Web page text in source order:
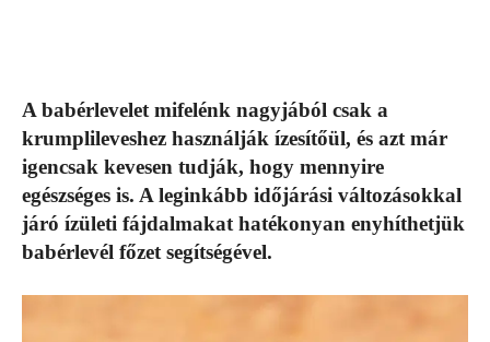
A babérlevelet mifelénk nagyjából csak a
krumplileveshez használják ízesítőül, és azt már
igencsak kevesen tudják, hogy mennyire
egészséges is. A leginkább időjárási változásokkal
járó ízületi fájdalmakat hatékonyan enyhíthetjük
babérlevél főzet segítségével.